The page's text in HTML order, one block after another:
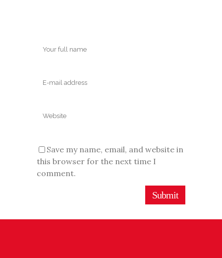
Save my name, email, and website in
this browser for the next time I
comment.